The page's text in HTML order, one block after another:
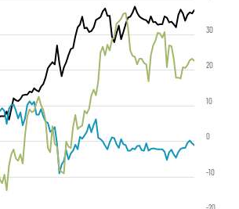
-10
0
10
20
30